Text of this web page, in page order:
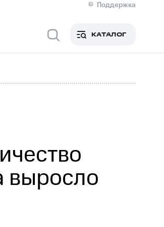
Поддержка
Медиа-центр
акций
КАТАЛОГ
выросло